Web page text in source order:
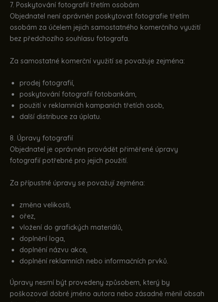
7. Poskytování fotografií třetím osobám
Objednatel není oprávněn poskytovat fotografie třetím
osobám za účelem jejich samostatného komerčního využití
bez předchozího souhlasu fotografa.
Za samostatné komerční využití se považuje zejména:
prodej fotografií,
poskytování fotografií fotobankám,
použití v reklamních kampaních třetích osob,
další distribuce za úplatu.
8. Úpravy fotografií
Objednatel je oprávněn provádět přiměřené úpravy
fotografií potřebné pro jejich použití.
Za přípustné úpravy se považují zejména:
změna velikosti,
ořez,
vložení do grafických materiálů,
doplnění loga,
doplnění názvu akce,
doplnění reklamních nebo informačních prvků.
Úpravy nesmí být provedeny způsobem, který by
poškozoval dobré jméno autora nebo zásadně měnil obsah